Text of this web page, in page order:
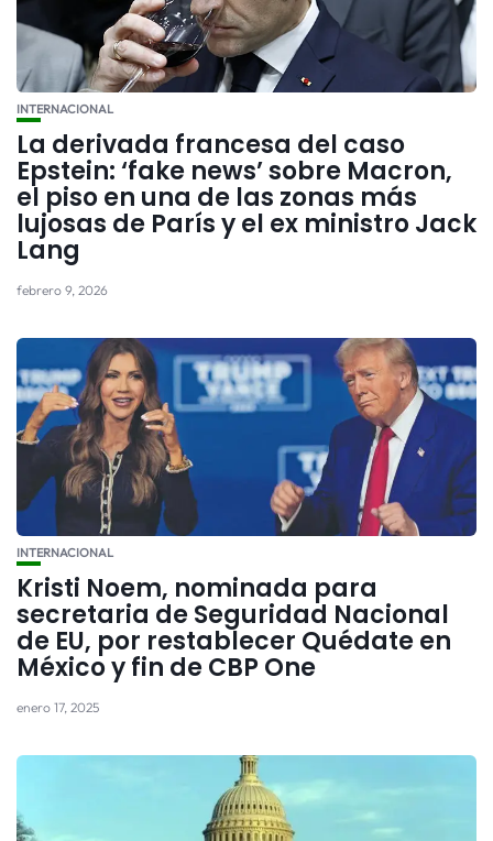
INTERNACIONAL
La derivada francesa del caso
Epstein: ‘fake news’ sobre Macron,
el piso en una de las zonas más
lujosas de París y el ex ministro Jack
Lang
febrero 9, 2026
INTERNACIONAL
Kristi Noem, nominada para
secretaria de Seguridad Nacional
de EU, por restablecer Quédate en
México y fin de CBP One
enero 17, 2025